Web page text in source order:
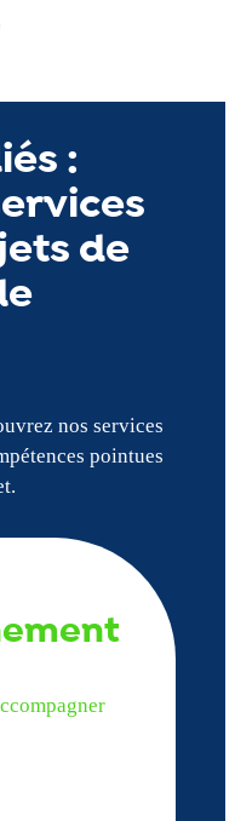
:
de
nos services
pointues